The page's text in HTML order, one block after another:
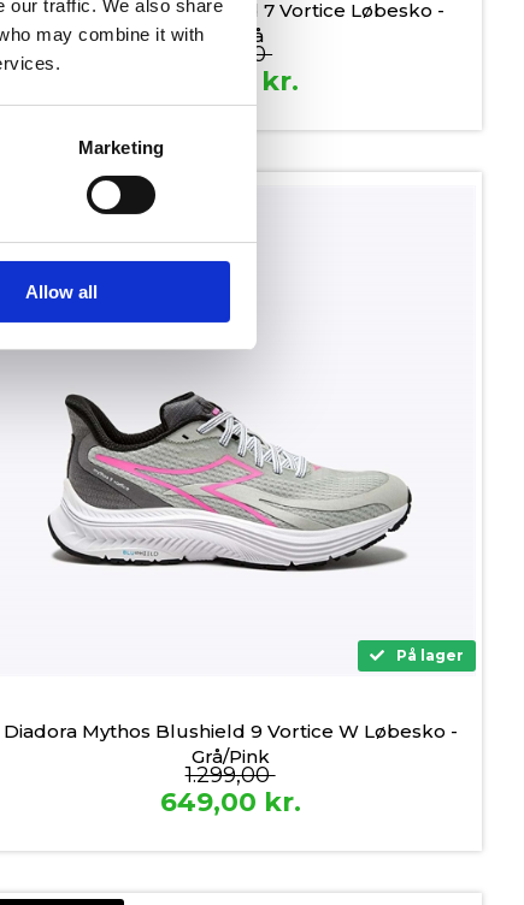
our traffic. We also share
may combine it with
Marketing
Allow all
Diadora Mythos Blushield 7 Vortice Løbesko -
Grå/blå
1.199,00
kr.
SPAR 650,-
På lager
Diadora Mythos Blushield 9 Vortice W Løbesko -
Grå/Pink
1.299,00
649,00 kr.